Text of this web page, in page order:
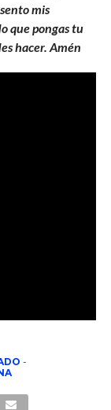
mis
que pongas tu
hacer. Amén
-